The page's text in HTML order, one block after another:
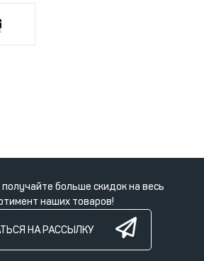
больше скидок на весь
наших товаров!
НА РАССЫЛКУ